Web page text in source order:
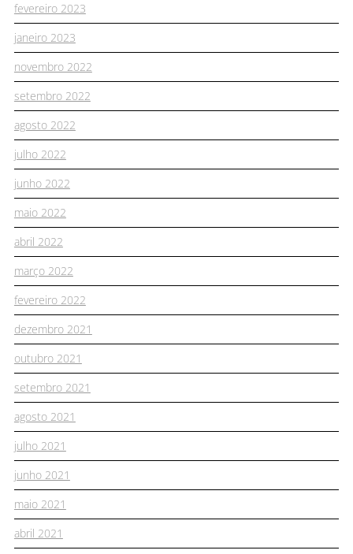
fevereiro 2023
janeiro 2023
novembro 2022
setembro 2022
agosto 2022
julho 2022
junho 2022
maio 2022
abril 2022
março 2022
fevereiro 2022
dezembro 2021
outubro 2021
setembro 2021
agosto 2021
julho 2021
junho 2021
maio 2021
abril 2021